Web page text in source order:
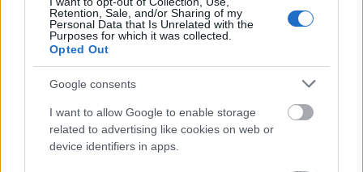
Retention, Sale, and/or Sharing of my
Personal Data that Is Unrelated with the
Purposes for which it was collected.
Opted Out
Google consents
I want to allow Google to enable storage
related to advertising like cookies on web or
device identifiers in apps.
(Reprise)
Az év utolsó hónapjával elérkezett aGreen Day
albumtrilógiájának befejező része is. Ahogyan a cím